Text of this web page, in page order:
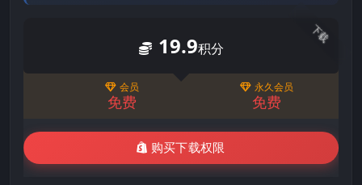
下载
19.9积分
会员
免费
永久会员
免费
购买下载权限